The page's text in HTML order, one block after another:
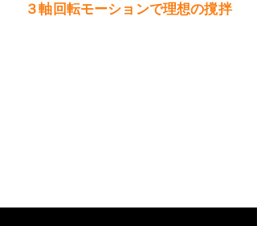
３軸回転モーションで理想の撹拌